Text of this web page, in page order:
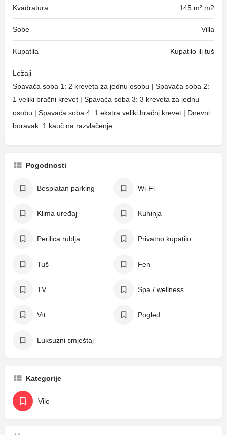
Kvadratura 145 m² m2
Sobe Villa
Kupatila Kupatilo ili tuš
Ležaji
Spavaća soba 1: 2 kreveta za jednu osobu | Spavaća soba 2:
1 veliki bračni krevet | Spavaća soba 3: 3 kreveta za jednu
osobu | Spavaća soba 4: 1 ekstra veliki bračni krevet | Dnevni
boravak: 1 kauč na razvlačenje
Pogodnosti
Besplatan parking Wi-Fi
Klima uređaj Kuhinja
Perilica rublja Privatno kupatilo
Tuš Fen
TV Spa / wellness
Vrt Pogled
Luksuzni smještaj
Kategorije
Vile